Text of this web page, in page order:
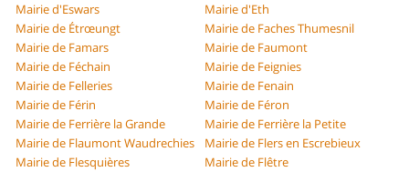
Mairie d'Eswars
Mairie d'Eth
Mairie de Étrœungt
Mairie de Faches Thumesnil
Mairie de Famars
Mairie de Faumont
Mairie de Féchain
Mairie de Feignies
Mairie de Felleries
Mairie de Fenain
Mairie de Férin
Mairie de Féron
Mairie de Ferrière la Grande
Mairie de Ferrière la Petite
Mairie de Flaumont Waudrechies
Mairie de Flers en Escrebieux
Mairie de Flesquières
Mairie de Flêtre